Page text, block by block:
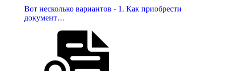
Вот несколько вариантов - 1. Как приобрести
документ…